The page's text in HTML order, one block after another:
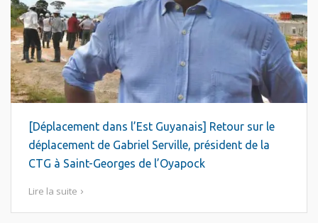
[Déplacement dans l’Est Guyanais] Retour sur le
déplacement de Gabriel Serville, président de la
CTG à Saint-Georges de l’Oyapock
Lire la suite